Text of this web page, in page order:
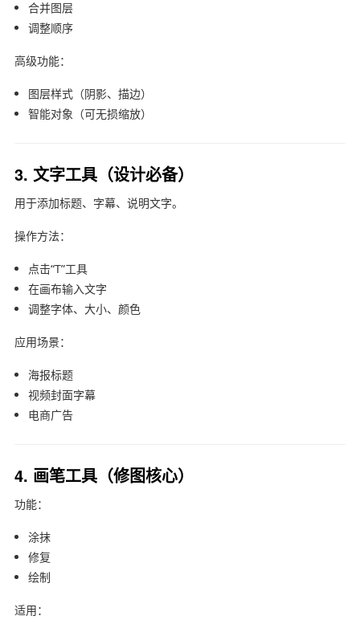
合并图层
调整顺序
高级功能：
图层样式（阴影、描边）
智能对象（可无损缩放）
3. 文字工具（设计必备）
用于添加标题、字幕、说明文字。
操作方法：
点击“T”工具
在画布输入文字
调整字体、大小、颜色
应用场景：
海报标题
视频封面字幕
电商广告
4. 画笔工具（修图核心）
功能：
涂抹
修复
绘制
适用：